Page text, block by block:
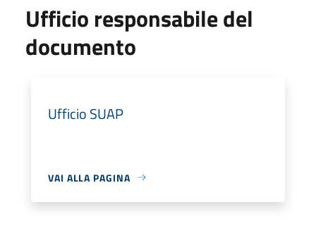
Ufficio responsabile del
documento
Ufficio SUAP
VAI ALLA PAGINA